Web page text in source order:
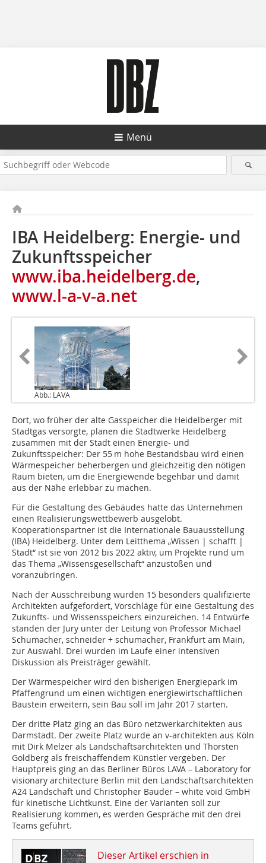
Menü
IBA Heidelberg: Energie- und
Zukunftsspeicher
www.iba.heidelberg.de,
www.l-a-v-a.net
Abb.: LAVA
Dort, wo früher der alte Gasspeicher die Heidelberger mit
Stadtgas versorgte, planen die Stadtwerke Heidelberg
zusammen mit der Stadt einen Energie- und
Zukunftsspeicher: Der 55 m hohe Bestandsbau wird einen
Wärmespeicher beherbergen und gleichzeitig den nötigen
Raum bieten, um die Energiewende begehbar und damit
aus der Nähe ­erlebbar zu machen.
Für die Gestaltung des Gebäudes hatte das Unternehmen
einen Realisierungswettbewerb ausgelobt.
Kooperationspartner ist die Internationale Bauausstellung
(IBA) Heidelberg. Unter dem Leitthema „Wissen | schafft |
Stadt“ ist sie von 2012 bis 2022 aktiv, um Projekte rund um
das Thema „Wissensgesellschaft“ anzustoßen und
voranzubringen.
Nach der Ausschreibung wurden 15 besonders qualifizierte
Architekten aufgefordert, Vorschläge für eine Gestaltung des
Zukunfts- und Wissensspeichers einzureichen. 14 Entwürfe
standen der Jury unter der Leitung von Professor Michael
Schumacher, schneider + schumacher, Frankfurt am Main,
zur Auswahl. Drei wurden im Laufe einer intensiven
Diskussion als Preisträger gewählt.
Der Wärmespeicher wird den bisherigen Energiepark im
Pfaffengrund um einen wichtigen energiewirtschaftlichen
Baustein erweitern, sein Bau soll im Jahr 2017 starten.
Der dritte Platz ging an das Büro netzwerkarchitekten aus
Darmstadt. Der zweite Platz wurde an v-architekten aus Köln
mit Dirk Melzer als Landschaftsarchitekten und Thorsten
Goldberg als freischaffendem Künstler vergeben. Der
Hauptpreis ging an das Berliner Büros LAVA – Laboratory for
visionary architecture Berlin mit den Landschaftsarchitekten
A24 Landschaft und Christopher Bauder – white void GmbH
für kinetische Lichtkunst. Eine der Varianten soll zur
Realisierung kommen, es werden Gespräche mit den drei
Teams geführt.
Dieser Artikel erschien in